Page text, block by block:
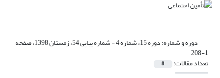
دوره و شماره: دوره 15، شماره 4 - شماره پیاپی 54، زمستان 1398، صفحه
1-208
تعداد مقالات: 8